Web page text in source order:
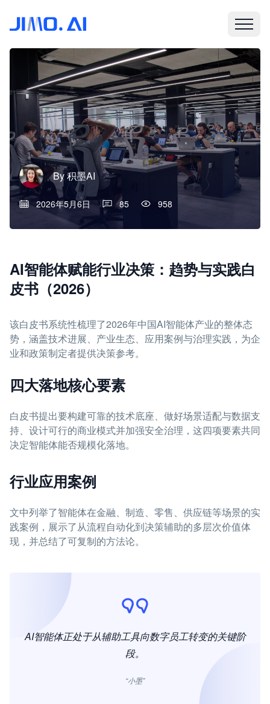
By积墨AI
2026年5月6日 85 958
AI智能体赋能行业决策：趋势与实践白
皮书（2026）
该白皮书系统性梳理了2026年中国AI智能体产业的整体态
势，涵盖技术进展、产业生态、应用案例与治理实践，为企
业和政策制定者提供决策参考。
四大落地核心要素
白皮书提出要构建可靠的技术底座、做好场景适配与数据支
持、设计可行的商业模式并加强安全治理，这四项要素共同
决定智能体能否规模化落地。
行业应用案例
文中列举了智能体在金融、制造、零售、供应链等场景的实
践案例，展示了从流程自动化到决策辅助的多层次价值体
现，并总结了可复制的方法论。
AI智能体正处于从辅助工具向数字员工转变的关键阶
段。
“小墨”